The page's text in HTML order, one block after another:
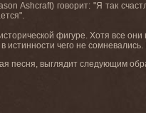
Ashcraft) говорит: "Я так
фигуре. Хотя все
чего не
песня, выглядит следующим